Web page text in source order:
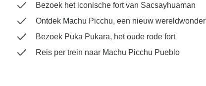
Bezoek het iconische fort van Sacsayhuaman
Ontdek Machu Picchu, een nieuw wereldwonder
Bezoek Puka Pukara, het oude rode fort
Reis per trein naar Machu Picchu Pueblo